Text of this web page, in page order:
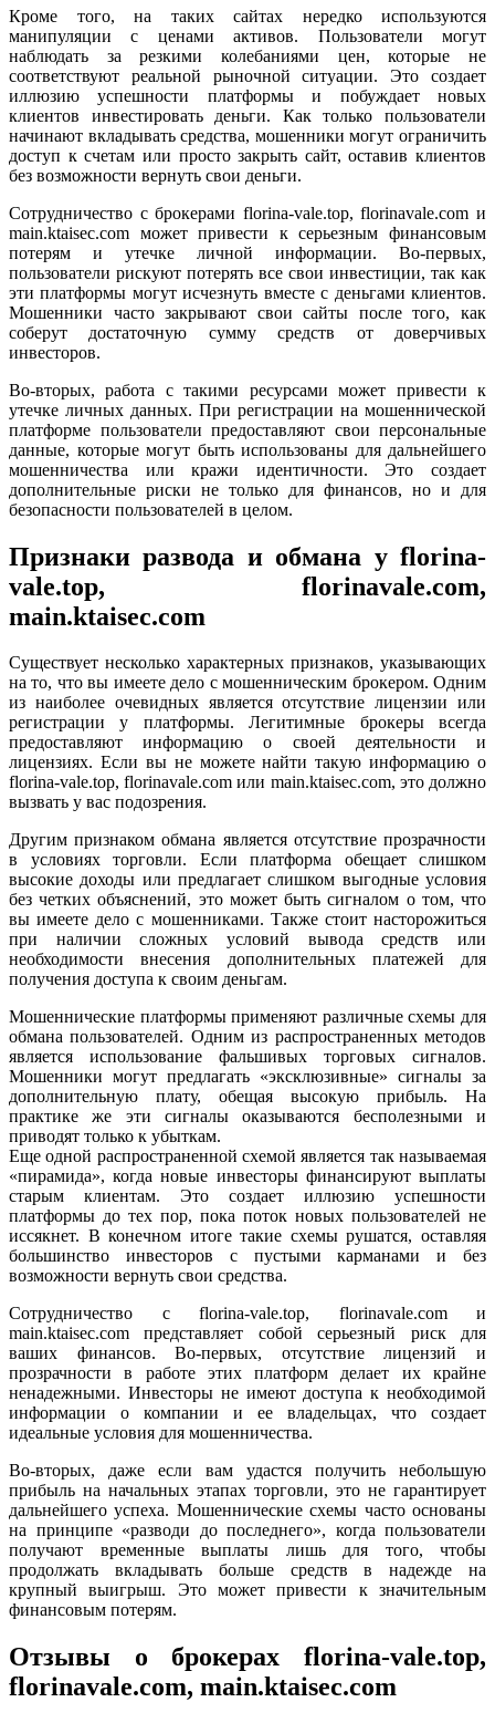
Кроме того, на таких сайтах нередко используются
манипуляции с ценами активов. Пользователи могут
наблюдать за резкими колебаниями цен, которые не
соответствуют реальной рыночной ситуации. Это создает
иллюзию успешности платформы и побуждает новых
клиентов инвестировать деньги. Как только пользователи
начинают вкладывать средства, мошенники могут ограничить
доступ к счетам или просто закрыть сайт, оставив клиентов
без возможности вернуть свои деньги.
Сотрудничество с брокерами florina-vale.top, florinavale.com и
main.ktaisec.com может привести к серьезным финансовым
потерям и утечке личной информации. Во-первых,
пользователи рискуют потерять все свои инвестиции, так как
эти платформы могут исчезнуть вместе с деньгами клиентов.
Мошенники часто закрывают свои сайты после того, как
соберут достаточную сумму средств от доверчивых
инвесторов.
Во-вторых, работа с такими ресурсами может привести к
утечке личных данных. При регистрации на мошеннической
платформе пользователи предоставляют свои персональные
данные, которые могут быть использованы для дальнейшего
мошенничества или кражи идентичности. Это создает
дополнительные риски не только для финансов, но и для
безопасности пользователей в целом.
Признаки развода и обмана у florina-
vale.top, florinavale.com,
main.ktaisec.com
Существует несколько характерных признаков, указывающих
на то, что вы имеете дело с мошенническим брокером. Одним
из наиболее очевидных является отсутствие лицензии или
регистрации у платформы. Легитимные брокеры всегда
предоставляют информацию о своей деятельности и
лицензиях. Если вы не можете найти такую информацию о
florina-vale.top, florinavale.com или main.ktaisec.com, это должно
вызвать у вас подозрения.
Другим признаком обмана является отсутствие прозрачности
в условиях торговли. Если платформа обещает слишком
высокие доходы или предлагает слишком выгодные условия
без четких объяснений, это может быть сигналом о том, что
вы имеете дело с мошенниками. Также стоит насторожиться
при наличии сложных условий вывода средств или
необходимости внесения дополнительных платежей для
получения доступа к своим деньгам.
Мошеннические платформы применяют различные схемы для
обмана пользователей. Одним из распространенных методов
является использование фальшивых торговых сигналов.
Мошенники могут предлагать «эксклюзивные» сигналы за
дополнительную плату, обещая высокую прибыль. На
практике же эти сигналы оказываются бесполезными и
приводят только к убыткам.
Еще одной распространенной схемой является так называемая
«пирамида», когда новые инвесторы финансируют выплаты
старым клиентам. Это создает иллюзию успешности
платформы до тех пор, пока поток новых пользователей не
иссякнет. В конечном итоге такие схемы рушатся, оставляя
большинство инвесторов с пустыми карманами и без
возможности вернуть свои средства.
Сотрудничество с florina-vale.top, florinavale.com и
main.ktaisec.com представляет собой серьезный риск для
ваших финансов. Во-первых, отсутствие лицензий и
прозрачности в работе этих платформ делает их крайне
ненадежными. Инвесторы не имеют доступа к необходимой
информации о компании и ее владельцах, что создает
идеальные условия для мошенничества.
Во-вторых, даже если вам удастся получить небольшую
прибыль на начальных этапах торговли, это не гарантирует
дальнейшего успеха. Мошеннические схемы часто основаны
на принципе «разводи до последнего», когда пользователи
получают временные выплаты лишь для того, чтобы
продолжать вкладывать больше средств в надежде на
крупный выигрыш. Это может привести к значительным
финансовым потерям.
Отзывы о брокерах florina-vale.top,
florinavale.com, main.ktaisec.com